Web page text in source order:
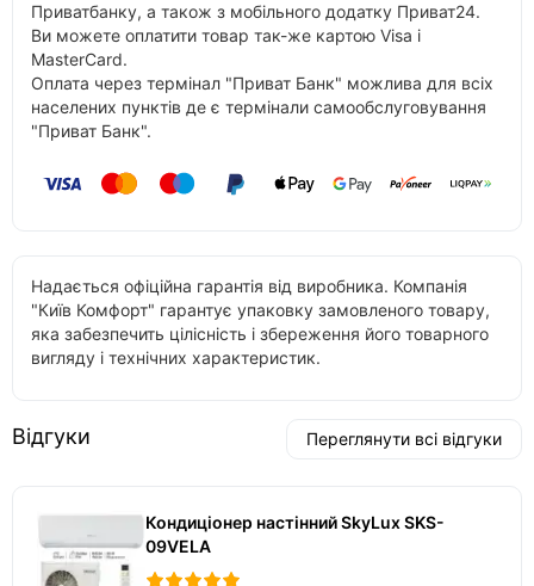
Приватбанку, а також з мобільного додатку Приват24.
Ви можете оплатити товар так-же картою Visa і
MasterCard.
Оплата через термінал "Приват Банк" можлива для всіх
населених пунктів де є термінали самообслуговування
"Приват Банк".
Надається офіційна гарантія від виробника. Компанія
"Київ Комфорт" гарантує упаковку замовленого товару,
яка забезпечить цілісність і збереження його товарного
вигляду і технічних характеристик.
Відгуки Переглянути всі відгуки
Кондиціонер настінний SkyLux SKS-
09VELA